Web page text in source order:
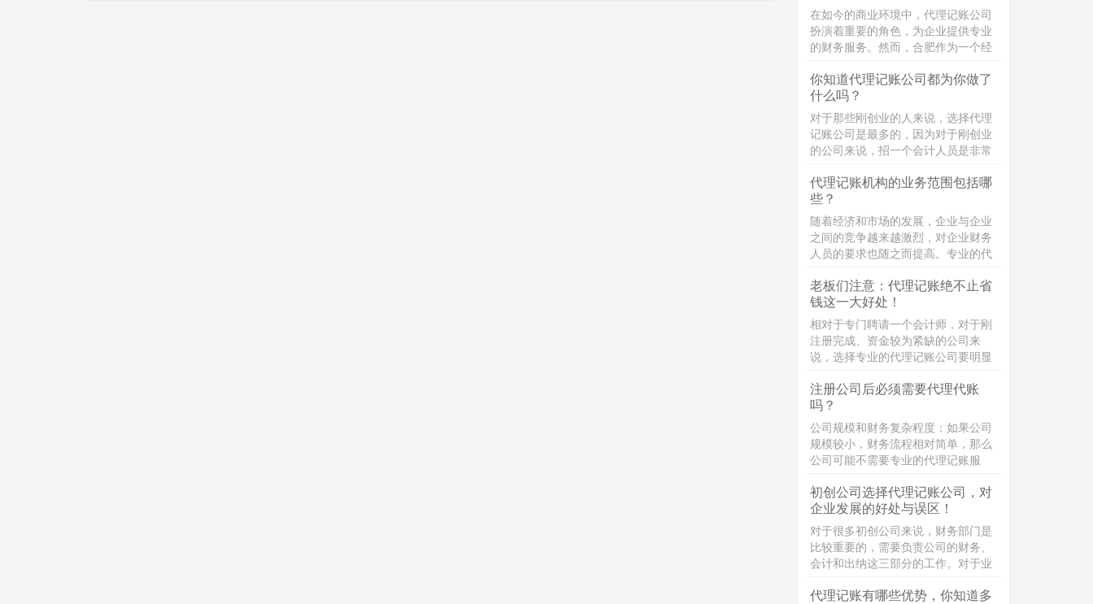
在如今的商业环境中，代理记账公司
扮演着重要的角色，为企业提供专业
的财务服务。然而，合肥作为一个经
如何选择一家优秀的代理记账公司成
为了许多企业主的难题。本文将详细
介绍选择合肥代理记账公司时需要考
虑的关键方面，帮助企业主做出明智
的决策。
你知道代理记账公司都为你做了
什么吗？
对于那些刚创业的人来说，选择代理
记账公司是最多的，因为对于刚创业
的公司来说，招一个会计人员是非常
司，选择代理记账你知道，代理记账
公司都为你做了什么吗？
代理记账机构的业务范围包括哪
些？
随着经济和市场的发展，企业与企业
之间的竞争越来越激烈，对企业财务
人员的要求也随之而提高。专业的代
对市场的风险和不确定因素作出合理
的判断，适应市场和经济的需要。那
么，代理记账机构的业务范围包括哪
些?接下来，企常青为您整理介绍：
老板们注意：代理记账绝不止省
钱这一大好处！
相对于专门聘请一个会计师，对于刚
注册完成、资金较为紧缺的公司来
说，选择专业的代理记账公司要明显
气，相应地会导致公司经营的业务较
少。如果聘请一个专职的会计师，除
了要支付几千块钱的工资以外，还得
为其缴纳社保，跟
注册公司后必须需要代理代账
吗？
公司规模和财务复杂程度：如果公司
规模较小，财务流程相对简单，那么
公司可能不需要专业的代理记账服
流程较为复杂，那么聘请专业的代理
记账公司可能会更加合适。
初创公司选择代理记账公司，对
企业发展的好处与误区！
对于很多初创公司来说，财务部门是
比较重要的，需要负责公司的财务、
会计和出纳这三部分的工作。对于业
能就是一个人来负责，但这显然是不
代理记账有哪些优势，你知道多